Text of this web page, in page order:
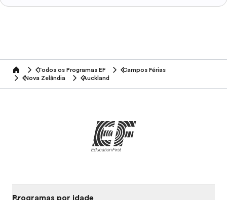
home Todos os Programas EF
Campos Férias
Nova Zelândia
Auckland
Programas por idade